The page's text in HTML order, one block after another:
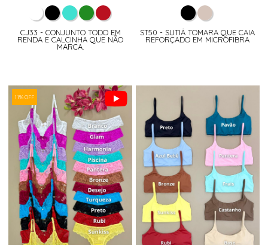
CJ33 - CONJUNTO TODO EM
RENDA E CALCINHA QUE NÃO
MARCA.
ST50 - SUTIÃ TOMARA QUE CAIA
REFORÇADO EM MICROFIBRA
11% OFF